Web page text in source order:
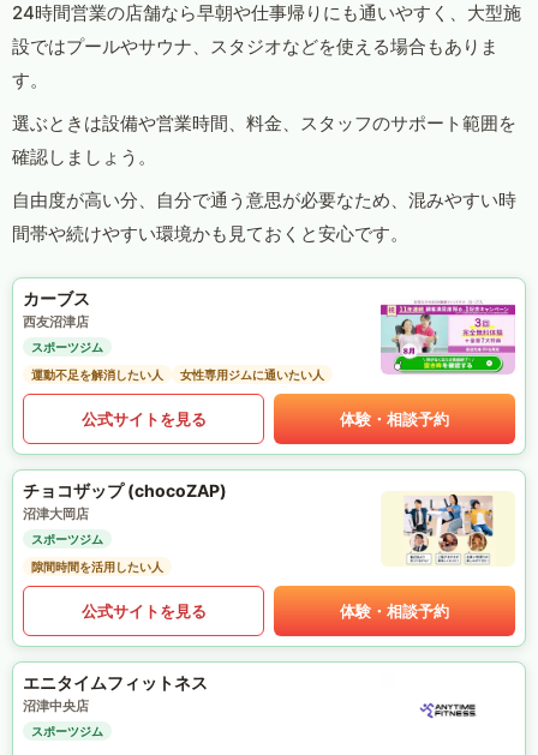
24時間営業の店舗なら早朝や仕事帰りにも通いやすく、大型施
設ではプールやサウナ、スタジオなどを使える場合もありま
す。
選ぶときは設備や営業時間、料金、スタッフのサポート範囲を
確認しましょう。
自由度が高い分、自分で通う意思が必要なため、混みやすい時
間帯や続けやすい環境かも見ておくと安心です。
カーブス
西友沼津店
スポーツジム
運動不足を解消したい人
女性専用ジムに通いたい人
公式サイトを見る 体験・相談予約
チョコザップ (chocoZAP)
沼津大岡店
スポーツジム
隙間時間を活用したい人
公式サイトを見る 体験・相談予約
エニタイムフィットネス
沼津中央店
スポーツジム